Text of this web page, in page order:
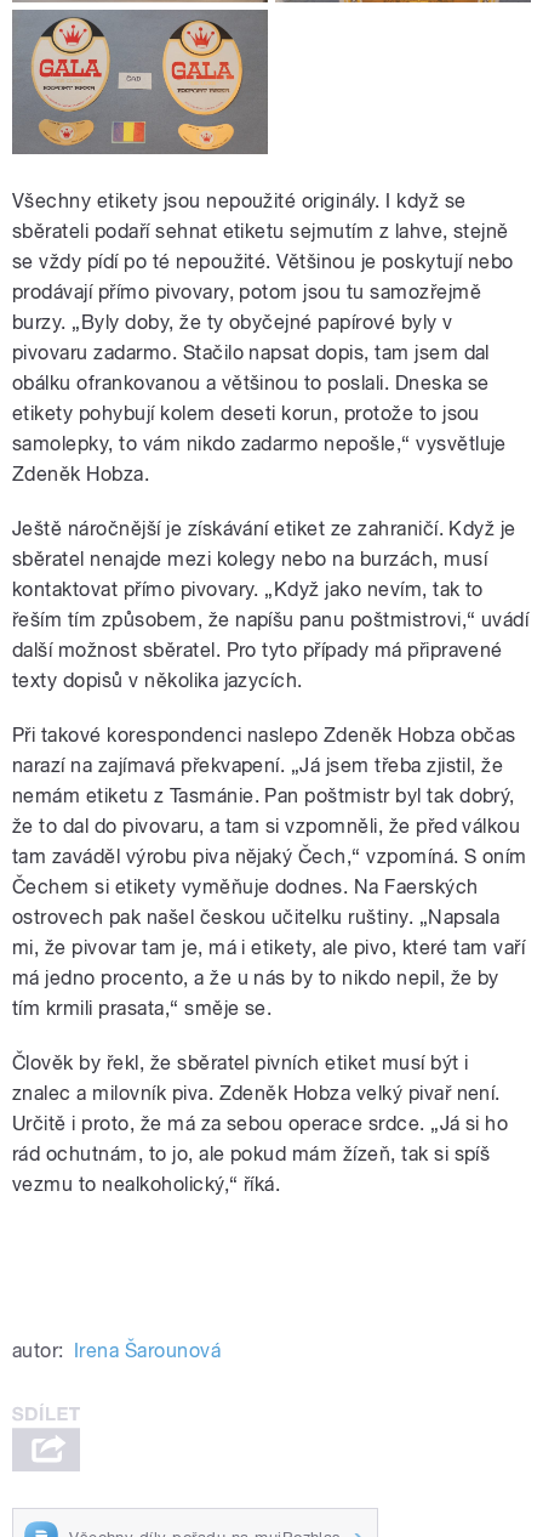
Všechny etikety jsou nepoužité originály. I když se
sběrateli podaří sehnat etiketu sejmutím z lahve, stejně
se vždy pídí po té nepoužité. Většinou je poskytují nebo
prodávají přímo pivovary, potom jsou tu samozřejmě
burzy. „Byly doby, že ty obyčejné papírové byly v
pivovaru zadarmo. Stačilo napsat dopis, tam jsem dal
obálku ofrankovanou a většinou to poslali. Dneska se
etikety pohybují kolem deseti korun, protože to jsou
samolepky, to vám nikdo zadarmo nepošle,“ vysvětluje
Zdeněk Hobza.
Ještě náročnější je získávání etiket ze zahraničí. Když je
sběratel nenajde mezi kolegy nebo na burzách, musí
kontaktovat přímo pivovary. „Když jako nevím, tak to
řeším tím způsobem, že napíšu panu poštmistrovi,“ uvádí
další možnost sběratel. Pro tyto případy má připravené
texty dopisů v několika jazycích.
Při takové korespondenci naslepo Zdeněk Hobza občas
narazí na zajímavá překvapení. „Já jsem třeba zjistil, že
nemám etiketu z Tasmánie. Pan poštmistr byl tak dobrý,
že to dal do pivovaru, a tam si vzpomněli, že před válkou
tam zaváděl výrobu piva nějaký Čech,“ vzpomíná. S oním
Čechem si etikety vyměňuje dodnes. Na Faerských
ostrovech pak našel českou učitelku ruštiny. „Napsala
mi, že pivovar tam je, má i etikety, ale pivo, které tam vaří
má jedno procento, a že u nás by to nikdo nepil, že by
tím krmili prasata,“ směje se.
Člověk by řekl, že sběratel pivních etiket musí být i
znalec a milovník piva. Zdeněk Hobza velký pivař není.
Určitě i proto, že má za sebou operace srdce. „Já si ho
rád ochutnám, to jo, ale pokud mám žízeň, tak si spíš
vezmu to nealkoholický,“ říká.
autor: Irena Šarounová